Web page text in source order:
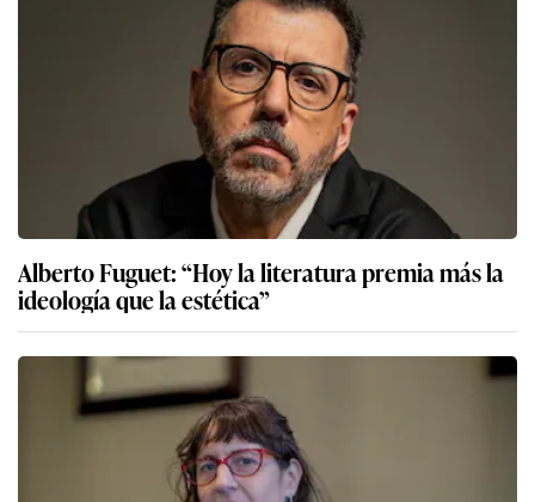
Alberto Fuguet: “Hoy la literatura premia más la
ideología que la estética”